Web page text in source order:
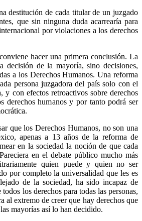
de cada titular de un juzgado
que sin ninguna duda acarrearía para
por violaciones a los derechos
hacer una primera conclusión. La
decisión de la mayoría, sino decisiones,
a los Derechos Humanos. Una reforma
persona juzgadora del país solo con el
y con efectos retroactivos sobre derechos
derechos humanos y por tanto podrá ser
los Derechos Humanos, no son una
apenas a 13 años de la reforma de
en la sociedad la noción de que cada
en el debate público mucho más
quien puede y quien no ser
por completo la universalidad que les es
de la sociedad, ha sido incapaz de
los derechos para todas las personas,
al extremo de creer que hay derechos que
mayorías así lo han decidido.